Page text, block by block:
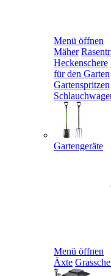
Menü öffnen
Mäher
Heckenschere
für den Garten
Gartenspritzen
Gartengeräte
Menü öffnen
Äxte